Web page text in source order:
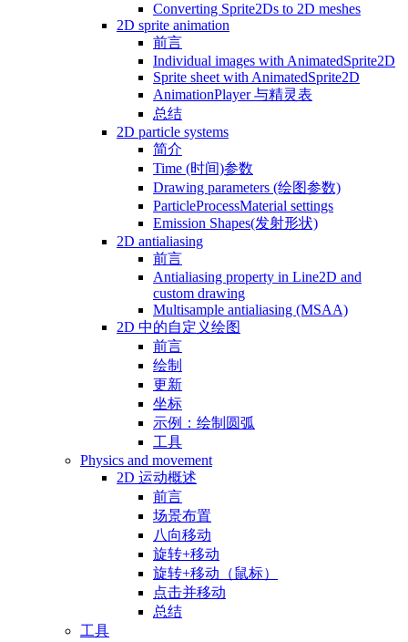
Converting Sprite2Ds to 2D meshes
2D sprite animation
前言
Individual images with AnimatedSprite2D
Sprite sheet with AnimatedSprite2D
AnimationPlayer 与精灵表
总结
2D particle systems
简介
Time (时间)参数
Drawing parameters (绘图参数)
ParticleProcessMaterial settings
Emission Shapes(发射形状)
2D antialiasing
前言
Antialiasing property in Line2D and
custom drawing
Multisample antialiasing (MSAA)
2D 中的自定义绘图
前言
绘制
更新
坐标
示例：绘制圆弧
工具
Physics and movement
2D 运动概述
前言
场景布置
八向移动
旋转+移动
旋转+移动（鼠标）
点击并移动
总结
工具